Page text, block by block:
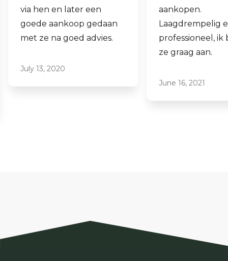
via hen en later een
goede aankoop gedaan
met ze na goed advies.
July 13, 2020
aankopen.
Laagdrempelig
professioneel, ik
ze graag aan.
June 16, 2021